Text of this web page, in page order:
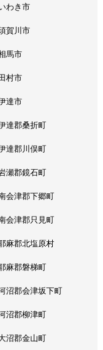
わき市
賀川市
馬市
村市
達市
達郡桑折町
達郡川俣町
瀬郡鏡石町
会津郡下郷町
会津郡只見町
麻郡北塩原村
麻郡磐梯町
沼郡会津坂下町
沼郡柳津町
沼郡金山町